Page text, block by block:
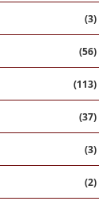
(3)
(56)
(113)
(37)
(3)
(2)